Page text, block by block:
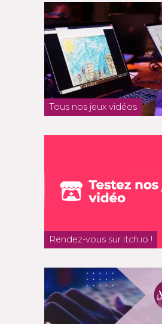
Tous nos jeux vidéos
Rendez-vous sur itch.io !